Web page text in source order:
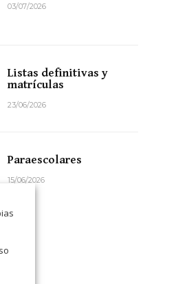
03/07/2026
Listas definitivas y
matrículas
23/06/2026
Paraescolares
15/06/2026